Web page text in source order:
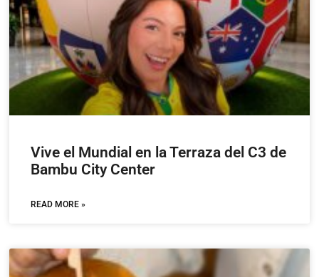
Vive el Mundial en la Terraza del C3 de
Bambu City Center
READ MORE »